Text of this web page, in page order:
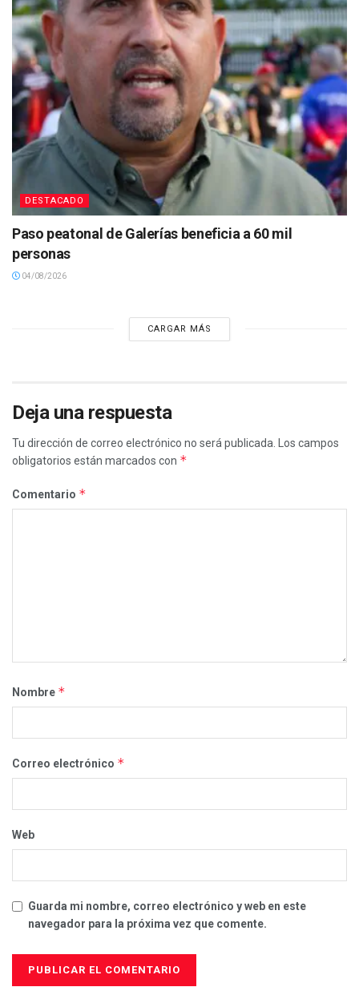
DESTACADO
Paso peatonal de Galerías beneficia a 60 mil
personas
04/08/2026
CARGAR MÁS
Deja una respuesta
Tu dirección de correo electrónico no será publicada.
Los campos
obligatorios están marcados con *
Comentario *
Nombre *
Correo electrónico *
Web
Guarda mi nombre, correo electrónico y web en este
navegador para la próxima vez que comente.